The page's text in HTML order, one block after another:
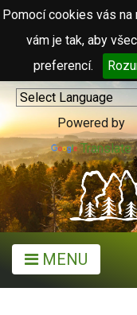
Pomocí cookies vás na
vám je tak, aby
preferencí.
Powered by
Translate
MENU